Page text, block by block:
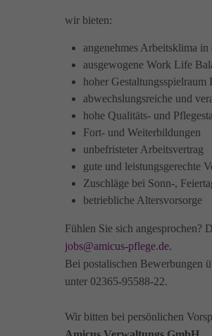
wir bieten:
angenehmes Arbeitsklima
ausgewogene Work Life
hoher Gestaltungsspielraum
abwechslungsreiche und
hohe Qualitäts- und
Fort- und Weiterbildungen
unbefristeter Arbeitsvertrag
gute und leistungsgerechte
Zuschläge bei Sonn-,
betriebliche Altersvorsorge
Fühlen Sie sich angesprochen?
jobs@amicus-pflege.de.
Bei postalischen Bewerbungen
unter 02365-95588-22.
Wir bitten bei persönlichen